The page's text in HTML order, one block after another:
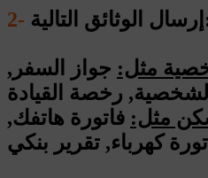
2- التالية:
مثل: جواز السفر,
الشخصية, رخصة القيادة
مثل: فاتورة هاتفك,
كهرباء, تقرير بنكي